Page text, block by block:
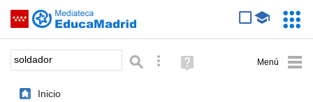
Saltar navegación
Palabra o frase: Búsqueda avanzada
Ayuda
(en
Inicio